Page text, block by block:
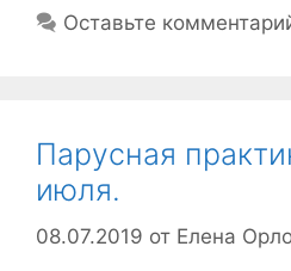
Оставьте
Парусная
июля.
08.07.2019 от Елена